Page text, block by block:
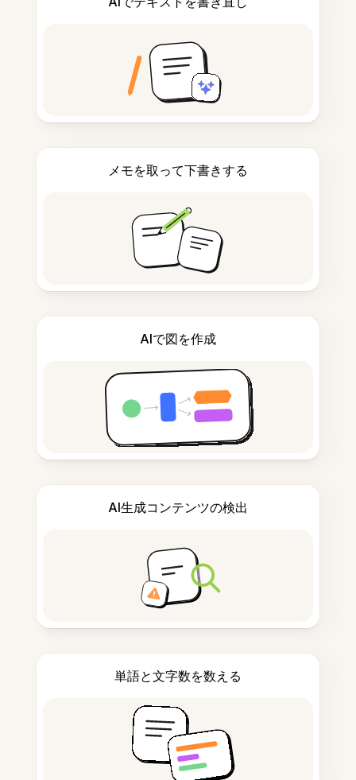
メモを取って下書きする
AIで図を作成
AI生成コンテンツの検出
単語と文字数を数える